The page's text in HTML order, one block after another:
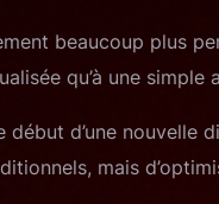
beaucoup plus
qu’à une simple
d’une nouvelle
mais